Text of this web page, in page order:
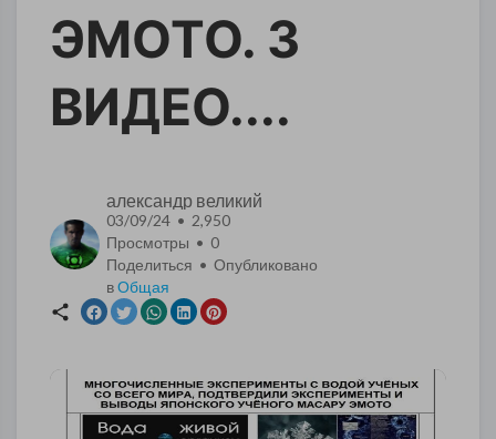
ЭМОТО. 3
ВИДЕО....
александр великий
03/09/24 • 2,950
Просмотры • 0
Поделиться • Опубликовано
вОбщая